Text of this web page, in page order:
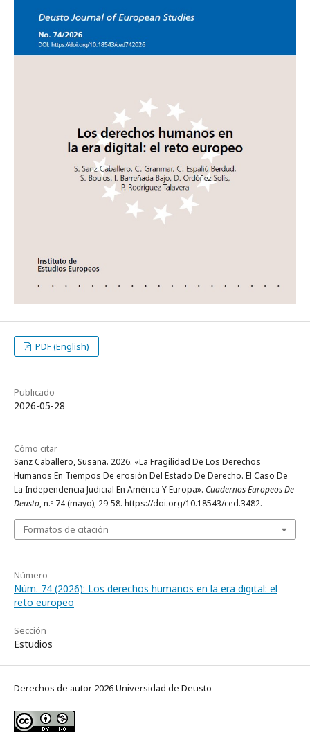
PDF (English)
Publicado
2026-05-28
Cómo citar
Sanz Caballero, Susana. 2026. «La Fragilidad De Los Derechos
Humanos En Tiempos De erosión Del Estado De Derecho. El Caso De
La Independencia Judicial En América Y Europa». Cuadernos Europeos De
Deusto, n.º 74 (mayo), 29-58. https://doi.org/10.18543/ced.3482.
Formatos de citación
Número
Núm. 74 (2026): Los derechos humanos en la era digital: el
reto europeo
Sección
Estudios
Derechos de autor 2026 Universidad de Deusto